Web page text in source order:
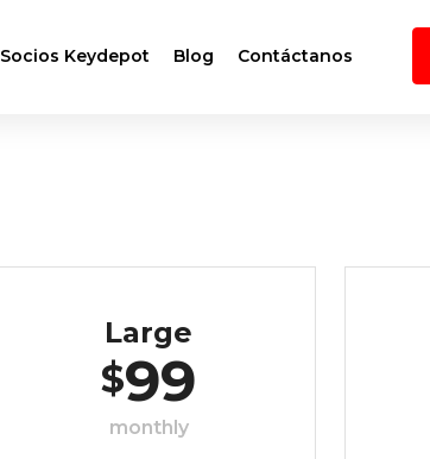
Socios Keydepot Blog Contáctanos
Large
$99
monthly